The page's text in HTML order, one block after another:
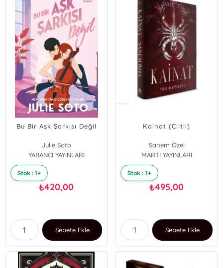
Bu Bir Aşk Şarkısı Değil
Julie Soto
YABANCI YAYINLARI
Stok : 1+
₺420,00
Sepete Ekle
Kainat (Ciltli)
Sanem Özel
MARTI YAYINLARI
Stok : 1+
₺495,00
Sepete Ekle